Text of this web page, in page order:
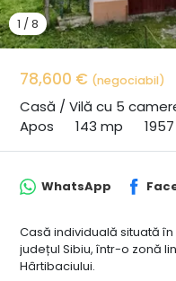
78,600 € (negociabil)
Casă / Vilă cu 5
Apos
143 mp 1957
1 /8
WhatsApp
Casă individuală situată
județul Sibiu, într-o zonă
Hârtibaciului.